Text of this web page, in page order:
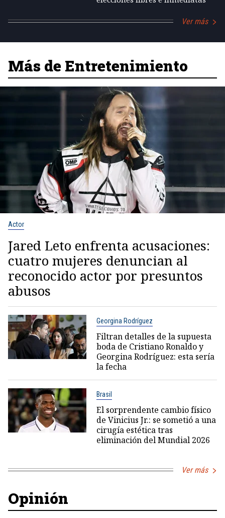
Ver más
Más de Entretenimiento
Actor
Jared Leto enfrenta acusaciones:
cuatro mujeres denuncian al
reconocido actor por presuntos
abusos
Georgina Rodríguez
Filtran detalles de la supuesta
boda de Cristiano Ronaldo y
Georgina Rodríguez: esta sería
la fecha
Brasil
El sorprendente cambio físico
de Vinicius Jr.: se sometió a una
cirugía estética tras
eliminación del Mundial 2026
Ver más
Opinión